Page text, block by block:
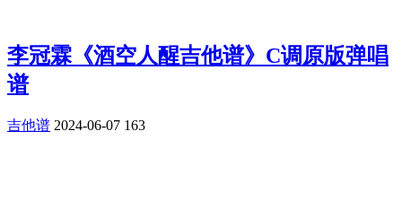
李冠霖《酒空人醒吉他谱》C调原版弹唱
谱
吉他谱 2024-06-07 163